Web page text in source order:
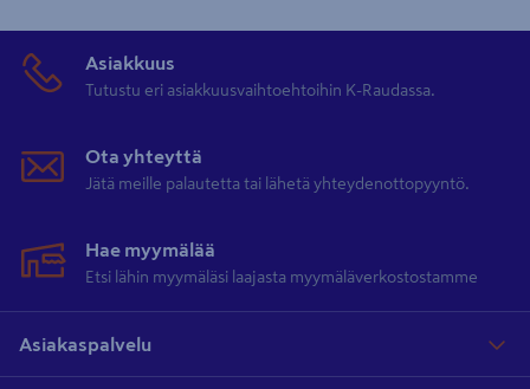
Asiakkuus
Tutustu eri asiakkuusvaihtoehtoihin K-Raudassa.
Ota yhteyttä
Jätä meille palautetta tai lähetä yhteydenottopyyntö.
Hae myymälää
Etsi lähin myymäläsi laajasta myymäläverkostostamme
Asiakaspalvelu